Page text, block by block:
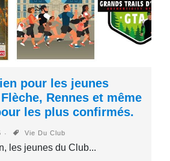
pour les jeunes
Rennes et même
les plus confirmés.
Vie Du Club
les jeunes du Club...